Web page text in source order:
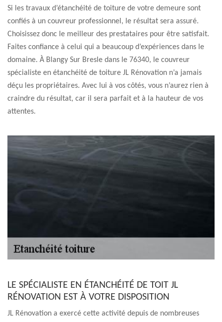
Si les travaux d’étanchéité de toiture de votre demeure sont
confiés à un couvreur professionnel, le résultat sera assuré.
Choisissez donc le meilleur des prestataires pour être satisfait.
Faites confiance à celui qui a beaucoup d’expériences dans le
domaine. À Blangy Sur Bresle dans le 76340, le couvreur
spécialiste en étanchéité de toiture JL Rénovation n’a jamais
déçu les propriétaires. Avec lui à vos côtés, vous n’aurez rien à
craindre du résultat, car il sera parfait et à la hauteur de vos
attentes.
LE SPÉCIALISTE EN ÉTANCHÉITÉ DE TOIT JL
RÉNOVATION EST À VOTRE DISPOSITION
JL Rénovation a exercé cette activité depuis de nombreuses